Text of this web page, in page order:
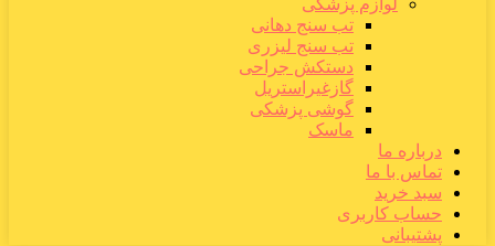
لوازم پزشکی
تب سنج دهانی
تب سنج لیزری
دستکش جراحی
گازغیراستریل
گوشی پزشکی
ماسک
درباره ما
تماس با ما
سبد خرید
حساب کاربری
پشتیبانی